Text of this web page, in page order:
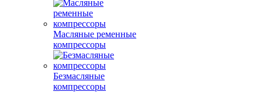
Масляные ременные
компрессоры
Безмасляные
компрессоры